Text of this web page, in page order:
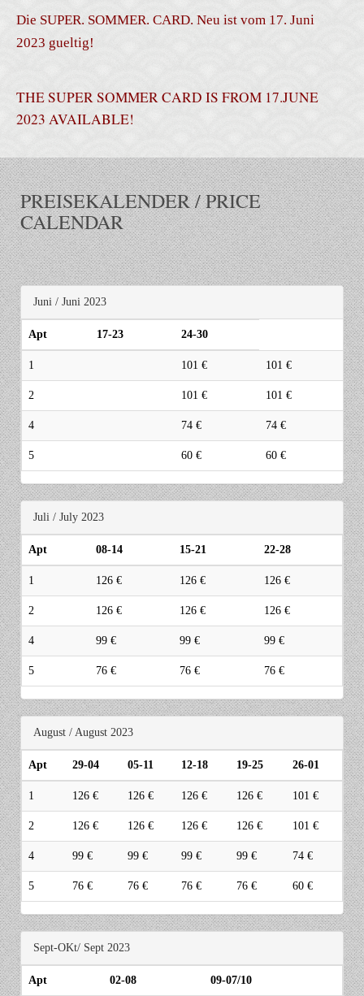
Die SUPER. SOMMER. CARD. Neu ist vom 17. Juni
2023 gueltig!
THE SUPER SOMMER CARD IS FROM 17.JUNE
2023 AVAILABLE!
PREISEKALENDER / PRICE
CALENDAR
Juni / Juni 2023
Apt 17-23 24-30
1 101 € 101 €
2 101 € 101 €
4 74 € 74 €
5 60 € 60 €
Juli / July 2023
Apt 08-14 15-21 22-28
1 126 € 126 € 126 €
2 126 € 126 € 126 €
4 99 € 99 € 99 €
5 76 € 76 € 76 €
August / August 2023
Apt 29-04 05-11 12-18 19-25 26-01
1 126 € 126 € 126 € 126 € 101 €
2 126 € 126 € 126 € 126 € 101 €
4 99 € 99 € 99 € 99 € 74 €
5 76 € 76 € 76 € 76 € 60 €
Sept-OKt/ Sept 2023
Apt 02-08 09-07/10